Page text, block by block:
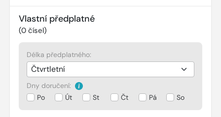
Vlastní předplatné
(0 čísel)
Délka předplatného:
Dny doručení:
Po
Út St Čt Pá So